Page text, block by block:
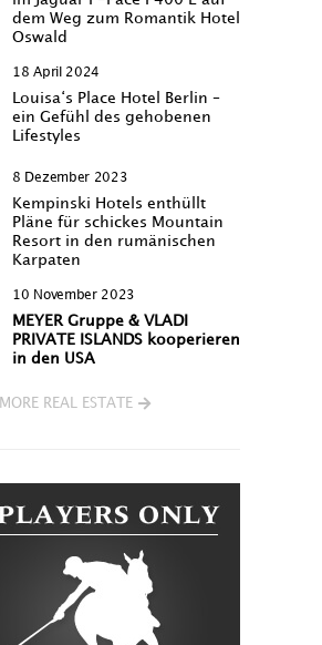
dem Weg zum Romantik Hotel
Oswald
18 April 2024
Louisa‘s Place Hotel Berlin –
ein Gefühl des gehobenen
Lifestyles
8 Dezember 2023
Kempinski Hotels enthüllt
Pläne für schickes Mountain
Resort in den rumänischen
Karpaten
10 November 2023
MEYER Gruppe & VLADI
PRIVATE ISLANDS kooperieren
in den USA
MORE REAL ESTATE